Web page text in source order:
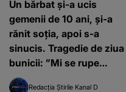
Un bărbat și-a ucis
gemenii de 10 ani, și-a
rănit soția, apoi s-a
sinucis. Tragedie de ziua
bunicii: ”Mi se rupe
inima”
Redacția Știrile Kanal D